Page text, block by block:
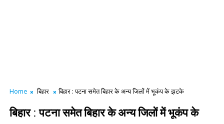
Home बिहार बिहार : पटना समेत बिहार के अन्य जिलों में भूकंप के झटके
बिहार : पटना समेत बिहार के अन्य जिलों में भूकंप के